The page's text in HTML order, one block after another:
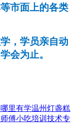
市面上的各类
，学员亲自动
会为止。
里有学温州灯盏糕
傅小吃培训技术专